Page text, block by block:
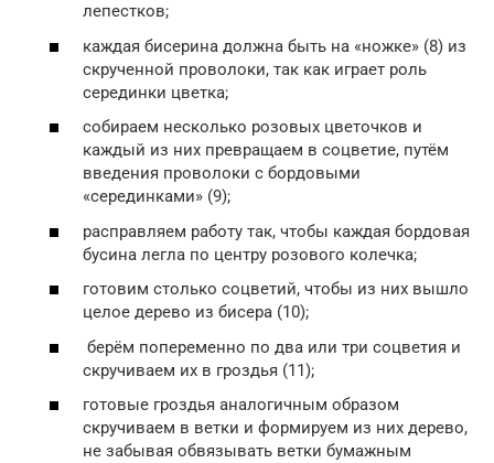
лепестков;
каждая бисерина должна быть на «ножке» (8) из
скрученной проволоки, так как играет роль
серединки цветка;
собираем несколько розовых цветочков и
каждый из них превращаем в соцветие, путём
введения проволоки с бордовыми
«серединками» (9);
расправляем работу так, чтобы каждая бордовая
бусина легла по центру розового колечка;
готовим столько соцветий, чтобы из них вышло
целое дерево из бисера (10);
берём попеременно по два или три соцветия и
скручиваем их в гроздья (11);
готовые гроздья аналогичным образом
скручиваем в ветки и формируем из них дерево,
не забывая обвязывать ветки бумажным